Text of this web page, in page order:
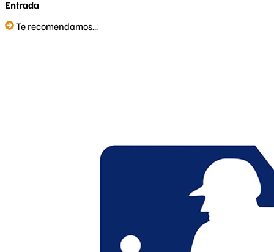
Entrada
Te recomendamos...